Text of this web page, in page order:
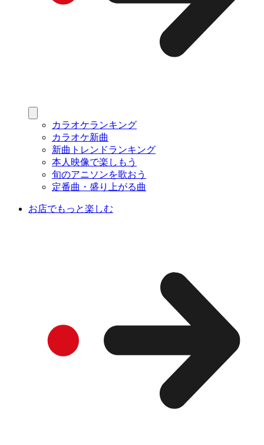
カラオケランキング
カラオケ新曲
新曲トレンドランキング
本人映像で楽しもう
旬のアニソンを歌おう
定番曲・盛り上がる曲
お店でもっと楽しむ